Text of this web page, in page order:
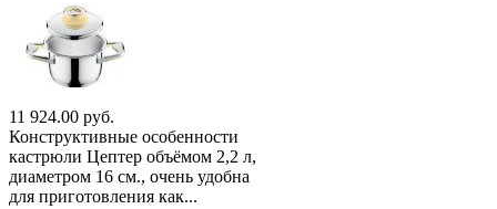
11 924.00 руб.
Конструктивные особенности
кастрюли Цептер объёмом 2,2 л,
диаметром 16 см., очень удобна
для приготовления как...